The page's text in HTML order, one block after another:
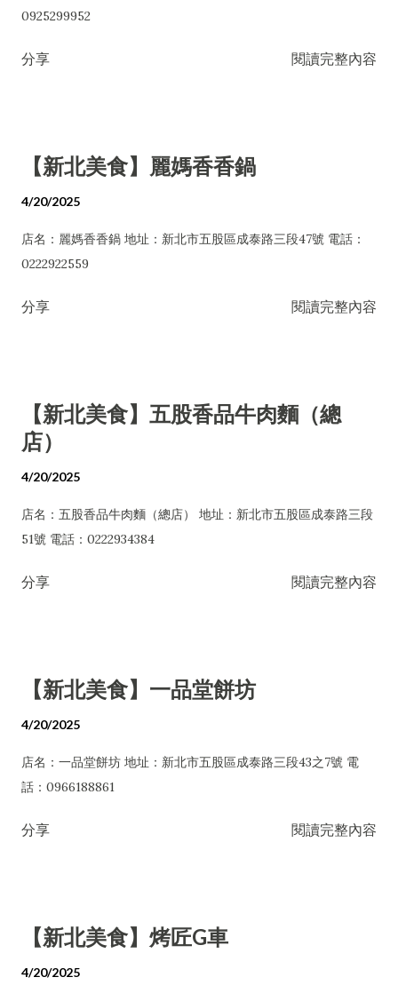
0925299952
分享 閱讀完整內容
【新北美食】麗媽香香鍋
4/20/2025
店名：麗媽香香鍋 地址：新北市五股區成泰路三段47號 電話：
0222922559
分享 閱讀完整內容
【新北美食】五股香品牛肉麵（總
店）
4/20/2025
店名：五股香品牛肉麵（總店） 地址：新北市五股區成泰路三段
51號 電話：0222934384
分享 閱讀完整內容
【新北美食】一品堂餅坊
4/20/2025
店名：一品堂餅坊 地址：新北市五股區成泰路三段43之7號 電
話：0966188861
分享 閱讀完整內容
【新北美食】烤匠G車
4/20/2025